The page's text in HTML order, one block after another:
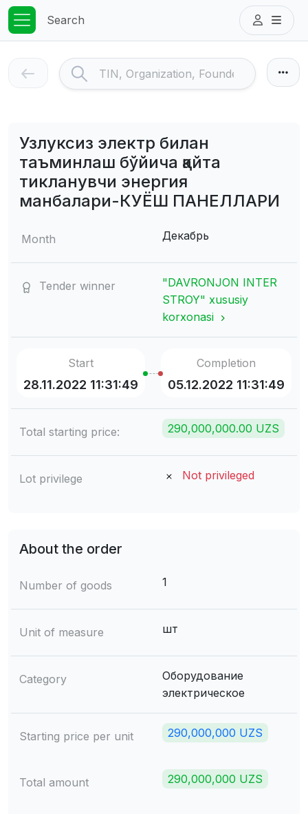
Search
Узлуксиз электр билан
таъминлаш бўйича қайта
тикланувчи энергия
манбалари-КУЁШ ПАНЕЛЛАРИ
Month Декабрь
Tender winner
"DAVRONJON INTER
STROY" xususiy
korxonasi
Start
28.11.2022 11:31:49
Completion
05.12.2022 11:31:49
Total starting price: 290,000,000.00 UZS
Lot privilege Not privileged
About the order
Number of goods 1
Unit of measure шт
Category
Оборудование
электрическое
Starting price per unit 290,000,000 UZS
Total amount 290,000,000 UZS